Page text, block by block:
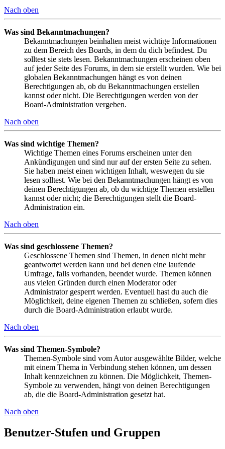
Nach oben
Was sind Bekanntmachungen?
Bekanntmachungen beinhalten meist wichtige Informationen
zu dem Bereich des Boards, in dem du dich befindest. Du
solltest sie stets lesen. Bekanntmachungen erscheinen oben
auf jeder Seite des Forums, in dem sie erstellt wurden. Wie bei
globalen Bekanntmachungen hängt es von deinen
Berechtigungen ab, ob du Bekanntmachungen erstellen
kannst oder nicht. Die Berechtigungen werden von der
Board-Administration vergeben.
Nach oben
Was sind wichtige Themen?
Wichtige Themen eines Forums erscheinen unter den
Ankündigungen und sind nur auf der ersten Seite zu sehen.
Sie haben meist einen wichtigen Inhalt, weswegen du sie
lesen solltest. Wie bei den Bekanntmachungen hängt es von
deinen Berechtigungen ab, ob du wichtige Themen erstellen
kannst oder nicht; die Berechtigungen stellt die Board-
Administration ein.
Nach oben
Was sind geschlossene Themen?
Geschlossene Themen sind Themen, in denen nicht mehr
geantwortet werden kann und bei denen eine laufende
Umfrage, falls vorhanden, beendet wurde. Themen können
aus vielen Gründen durch einen Moderator oder
Administrator gesperrt werden. Eventuell hast du auch die
Möglichkeit, deine eigenen Themen zu schließen, sofern dies
durch die Board-Administration erlaubt wurde.
Nach oben
Was sind Themen-Symbole?
Themen-Symbole sind vom Autor ausgewählte Bilder, welche
mit einem Thema in Verbindung stehen können, um dessen
Inhalt kennzeichnen zu können. Die Möglichkeit, Themen-
Symbole zu verwenden, hängt von deinen Berechtigungen
ab, die die Board-Administration gesetzt hat.
Nach oben
Benutzer-Stufen und Gruppen